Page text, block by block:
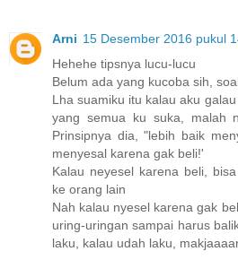
Arni 15 Desember 2016 pukul
Hehehe tipsnya lucu-lucu
Belum ada yang kucoba sih,
Lha suamiku itu kalau aku
yang semua ku suka, malah
Prinsipnya dia, "lebih baik
menyesal karena gak beli!'
Kalau neyesel karena beli,
ke orang lain
Nah kalau nyesel karena gak
uring-uringan sampai harus
laku, kalau udah laku,